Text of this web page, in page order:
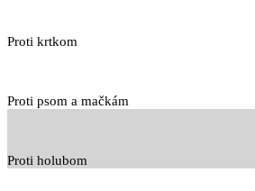
Proti krtkom
Proti psom a mačkám
Proti holubom